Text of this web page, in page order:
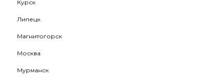
Курск
Липецк
Магнитогорск
Москва
Мурманск